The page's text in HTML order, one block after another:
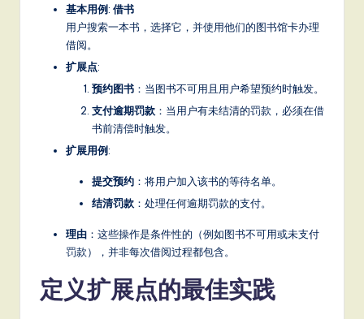
基本用例: 借书
用户搜索一本书，选择它，并使用他们的图书馆卡办理
借阅。
扩展点:
预约图书 ：当图书不可用且用户希望预约时触发。
支付逾期罚款 ：当用户有未结清的罚款，必须在借
书前清偿时触发。
扩展用例:
提交预约 ：将用户加入该书的等待名单。
结清罚款 ：处理任何逾期罚款的支付。
理由 ：这些操作是条件性的（例如图书不可用或未支付
罚款），并非每次借阅过程都包含。
定义扩展点的最佳实践